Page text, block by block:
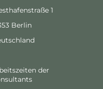
1
Berlin
der